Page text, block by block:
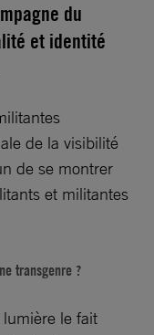
du
et identité
de la visibilité
de se montrer
et militantes
transgenre ?
le fait